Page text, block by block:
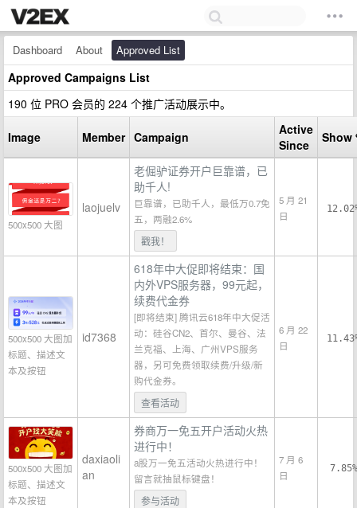
Dashboard About Approved List
Approved Campaigns List
190 位 PRO 会员的 224 个推广活动展示中。
Image Member Campaign
Active
Since
Show
500x500 大图
laojuelv
老倔驴证券开户巨靠谱，已
助千人!
巨靠谱，已助千人，最低万0.7免
五，两融2.6%
戳我！
5 月 21
日
500x500 大图加
标题、描述文
本及按钮
id7368
618年中大促即将结束：国
内外VPS服务器，99元起，
续费代金券
[即将结束] 腾讯云618年中大促活
动：硅谷CN2、首尔、曼谷、法
兰克福、上海、广州VPS服务
器，另可免费领取续费/升级/新
购代金券。
查看活动
6 月 22
日
500x500 大图加
标题、描述文
本及按钮
daxiaoli
an
券商万一免五开户活动火热
进行中！
a股万一免五活动火热进行中！
留言就抽鼠标键盘！
参与活动
7 月 6
日
7.85%